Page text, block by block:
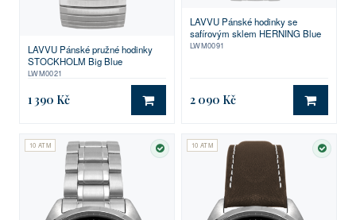
LAVVU Pánské pružné hodinky
STOCKHOLM Big Blue
LWM0021
1 390 Kč DO KOŠÍKU
LAVVU Pánské hodinky se
safírovým sklem HERNING Blue
LWM0091
2 090 Kč DO
10 ATM
SKLADEM
10 ATM